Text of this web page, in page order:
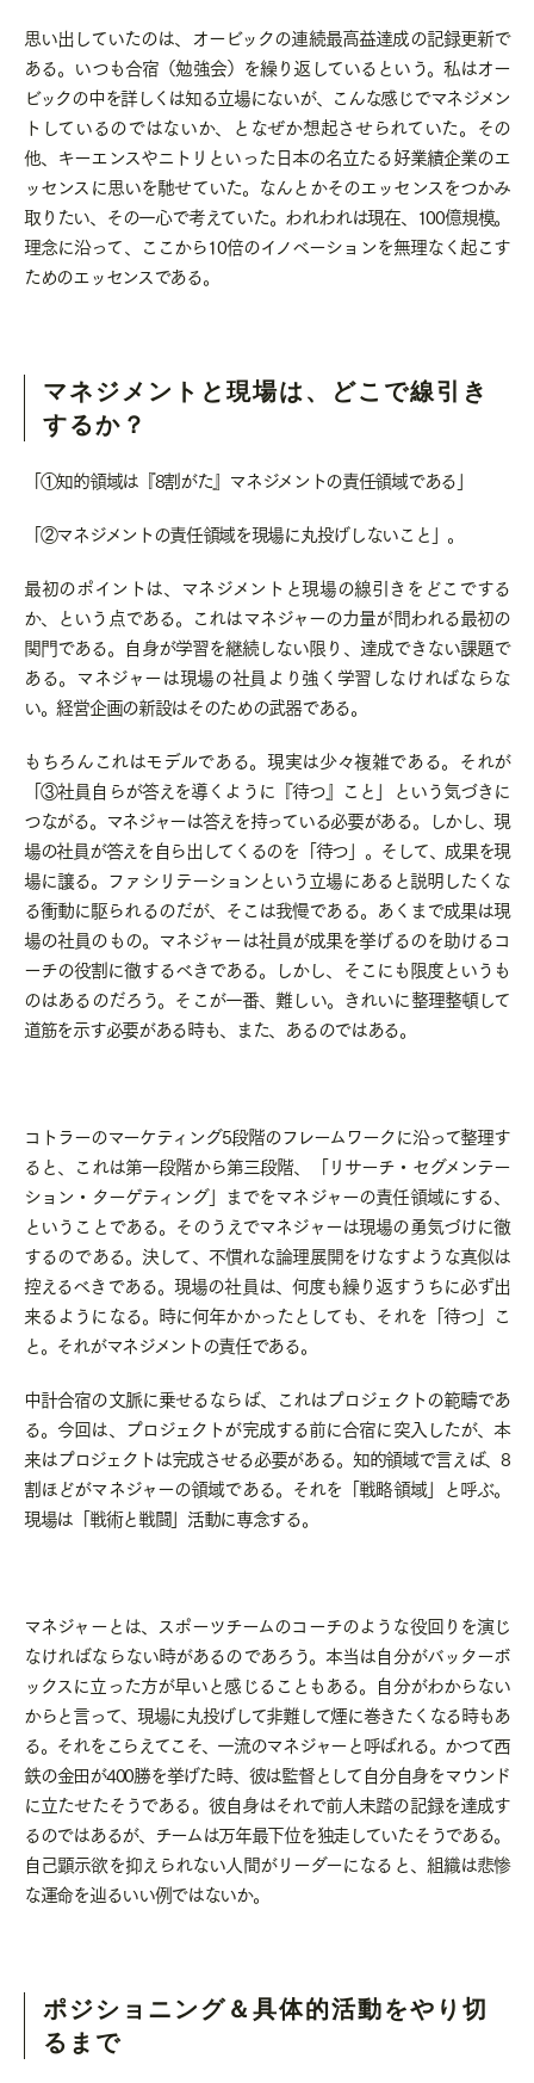
思い出していたのは、オービックの連続最高益達成の記録更新で
ある。いつも合宿（勉強会）を繰り返しているという。私はオー
ビックの中を詳しくは知る立場にないが、こんな感じでマネジメン
トしているのではないか、となぜか想起させられていた。その
他、キーエンスやニトリといった日本の名立たる好業績企業のエ
ッセンスに思いを馳せていた。なんとかそのエッセンスをつかみ
取りたい、その一心で考えていた。われわれは現在、 100億規模。
理念に沿って、ここから10倍のイノベーションを無理なく起こす
ためのエッセンスである。
マネジメントと現場は、どこで線引き
するか？
「①知的領域は『8割がた』マネジメントの責任領域である」
「②マネジメントの責任領域を現場に丸投げしないこと」。
最初のポイントは、マネジメントと現場の線引きをどこでする
か、という点である。これはマネジャーの力量が問われる最初の
関門である。自身が学習を継続しない限り、達成できない課題で
ある。マネジャーは現場の社員より強く学習しなければならな
い。経営企画の新設はそのための武器である。
もちろんこれはモデルである。現実は少々複雑である。それが
「③社員自らが答えを導くように『待つ』こと」という気づきに
つながる。マネジャーは答えを持っている必要がある。しかし、現
場の社員が答えを自ら出してくるのを「待つ」。そして、成果を現
場に譲る。ファシリテーションという立場にあると説明したくな
る衝動に駆られるのだが、そこは我慢である。あくまで成果は現
場の社員のもの。マネジャーは社員が成果を挙げるのを助けるコ
ーチの役割に徹するべきである。しかし、そこにも限度というも
のはあるのだろう。そこが一番、難しい。きれいに整理整頓して
道筋を示す必要がある時も、また、あるのではある。
コトラーのマーケティング5段階のフレームワークに沿って整理す
ると、これは第一段階から第三段階、「リサーチ・セグメンテー
ション・ターゲティング」までをマネジャーの責任領域にする、
ということである。そのうえでマネジャーは現場の勇気づけに徹
するのである。決して、不慣れな論理展開をけなすような真似は
控えるべきである。現場の社員は、何度も繰り返すうちに必ず出
来るようになる。時に何年かかったとしても、それを「待つ」こ
と。それがマネジメントの責任である。
中計合宿の文脈に乗せるならば、これはプロジェクトの範疇であ
る。今回は、プロジェクトが完成する前に合宿に突入したが、本
来はプロジェクトは完成させる必要がある。知的領域で言えば、8
割ほどがマネジャーの領域である。それを「戦略領域」と呼ぶ。
現場は「戦術と戦闘」活動に専念する。
マネジャーとは、スポーツチームのコーチのような役回りを演じ
なければならない時があるのであろう。本当は自分がバッターボ
ックスに立った方が早いと感じることもある。自分がわからない
からと言って、現場に丸投げして非難して煙に巻きたくなる時もあ
る。それをこらえてこそ、一流のマネジャーと呼ばれる。かつて西
鉄の金田が400勝を挙げた時、彼は監督として自分自身をマウンド
に立たせたそうである。彼自身はそれで前人未踏の記録を達成す
るのではあるが、チームは万年最下位を独走していたそうである。
自己顕示欲を抑えられない人間がリーダーになると、組織は悲惨
な運命を辿るいい例ではないか。
ポジショニング＆具体的活動をやり切
るまで